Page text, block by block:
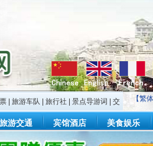
【繁
旅游车队 旅行社 景点导游词
交
旅游交通 宾馆酒店 美食娱乐